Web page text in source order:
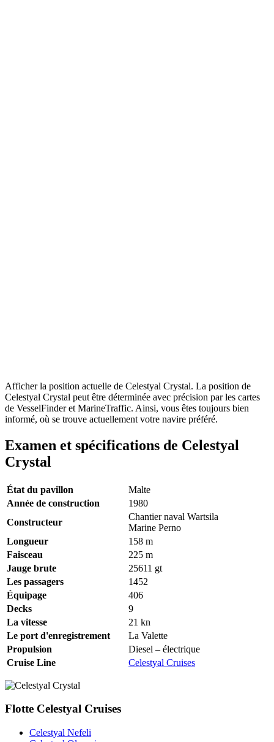
Afficher la position actuelle de Celestyal Crystal. La position de
Celestyal Crystal peut être déterminée avec précision par les cartes
de VesselFinder et MarineTraffic. Ainsi, vous êtes toujours bien
informé, où se trouve actuellement votre navire préféré.
Examen et spécifications de Celestyal
Crystal
État du pavillon
Malte
Année de construction
1980
Constructeur
Chantier naval Wartsila
Marine Perno
Longueur
158 m
Faisceau
225 m
Jauge brute
25611 gt
Les passagers
1452
Équipage
406
Decks
9
La vitesse
21 kn
Le port d'enregistrement
La Valette
Propulsion
Diesel – électrique
Cruise Line
Celestyal Cruises
Flotte Celestyal Cruises
Celestyal Nefeli